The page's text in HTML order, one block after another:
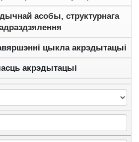
асобы, структурнага
цыкла акрэдытацыі
акрэдытацыі